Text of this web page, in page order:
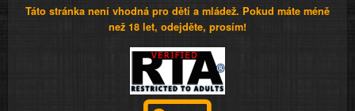
Táto stránka není vhodná pro děti a mládež. Pokud máte méně
než 18 let, odejděte, prosím!